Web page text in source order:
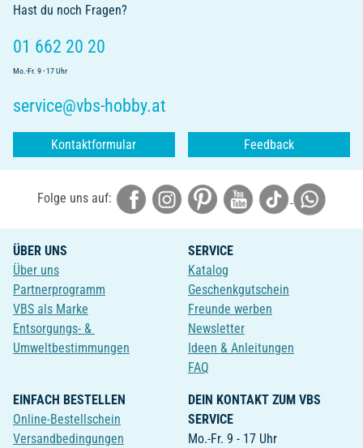
Hast du noch Fragen?
01 662 20 20
Mo.-Fr. 9 - 17 Uhr
service@vbs-hobby.at
Kontaktformular Feedback
Folge uns auf:
ÜBER UNS
Über uns
Partnerprogramm
VBS als Marke
Entsorgungs- &
Umweltbestimmungen
SERVICE
Katalog
Geschenkgutschein
Freunde werben
Newsletter
Ideen & Anleitungen
FAQ
EINFACH BESTELLEN
Online-Bestellschein
Versandbedingungen
DEIN KONTAKT ZUM VBS
SERVICE
Mo.-Fr. 9 - 17 Uhr